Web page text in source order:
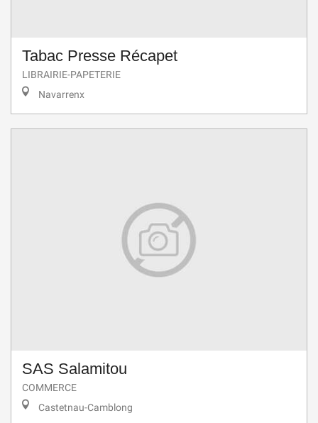
Tabac Presse Récapet
LIBRAIRIE-PAPETERIE
Navarrenx
SAS Salamitou
COMMERCE
Castetnau-Camblong